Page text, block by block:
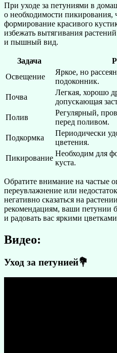
При уходе за петуниями в
о необходимости пикирования,
формирование красивого
избежать вытягивания
и пышный вид.
Задача
Освещение
Яркое, но
подоконник.
Почва
Легкая, хорошо
допускающая
Полив
Регулярный,
перед поливом.
Подкормка
Периодически
цветения.
Пикирование
Необходим для
куста.
Обратите внимание на частые
переувлажнение или
негативно сказаться на
рекомендациям, ваши петунии
и радовать вас яркими
Видео:
Уход за петунией💐